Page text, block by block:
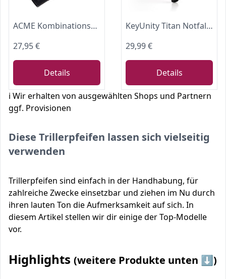
ACME Kombinationspfeife No. 642 | Triller und Pfiff in Einer Pfeife | Inklusive Pfeifenband zum Umhängen (No. 211,5 + No. 560)
27,95 €
Details
KeyUnity Titan Notfallpfeife mit Kette,Trillerpfeife Laut Notfall,Schiedsrichter Pfeife EDC Laute Signalpfeife 120db FüR Camping Im Freien, Wandern & Training (KA22 Black)
29,99 €
Details
ℹ️ Wir erhalten von ausgewählten Shops und Partnern
ggf. Provisionen
Diese Trillerpfeifen lassen sich vielseitig
verwenden
Trillerpfeifen sind einfach in der Handhabung, für
zahlreiche Zwecke einsetzbar und ziehen im Nu durch
ihren lauten Ton die Aufmerksamkeit auf sich. In
diesem Artikel stellen wir dir einige der Top-Modelle
vor.
Highlights (weitere Produkte unten ⬇️)